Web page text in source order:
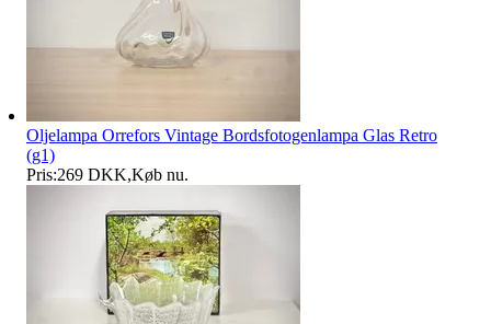
Oljelampa Orrefors Vintage Bordsfotogenlampa Glas Retro
(g1)
Pris:269 DKK,Køb nu.